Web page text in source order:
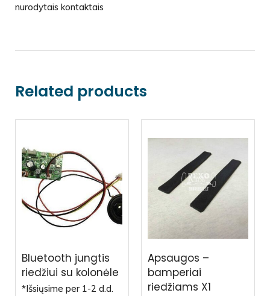
nurodytais kontaktais
Related products
Bluetooth jungtis
riedžiui su kolonėle
*Išsiųsime per 1-2 d.d.
Apsaugos –
bamperiai
riedžiams X1